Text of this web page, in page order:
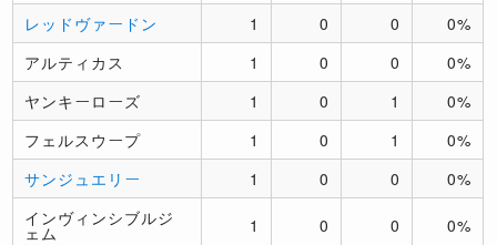
レッドヴァードン
1 0 0
0%
アルティカス
1 0 0
0%
ヤンキーローズ
1 0 1
0%
フェルスウープ
1 0 1
0%
サンジュエリー
1 0 0
0%
インヴィンシブルジ
ェム 1 0 0 0%